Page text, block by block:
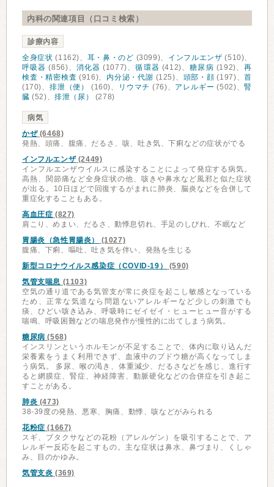
内科の関連項目（口コミ検索）
診療内容
全身症状 (1162)、 耳・鼻・のど (3099)、 インフルエンザ (510)、
呼吸器 (856)、 消化器 (1077)、循環器 (412)、糖尿病 (192)、再
検査・精密検査 (916)、 内分泌・代謝 (125)、 頭部・顔 (197)、首
(170)、排泄（便） (160)、 リウマチ (76)、 アレルギー (502)、腎
臓 (52)、排泄（尿） (278)
病気
かぜ(6468)
発熱、頭痛、腹痛、だるさ、咳、吐き気、下痢などの症状がでる
インフルエンザ(2449)
インフルエンザウイルスに感染することによって発症する病気。
高熱、関節痛など全身症状の他、咳きや鼻水など風邪と似た症状
が出る。10日ほどで回復するがまれに肺炎、脳炎などを合併して
重症化することもある。
高血圧症 (827)
肩こり、めまい、だるさ、動悸息切れ、手足のしびれ、不眠など
胃腸炎（急性胃腸炎）
(1027)
腹痛、下痢、嘔吐、吐き気を伴い、発熱を生じる
新型コロナウイルス感染症（COVID-19）
(590)
気管支喘息 (1103)
空気の通り道である気管支が常に炎症を起こし敏感となっている
ため、正常な気道なら問題ないアレルギーなど少しの刺激でも
痰、ひどい咳き込み、呼吸時にゼイゼイ・ヒューヒュー音がする
喘鳴、呼吸困難などの喘息発作が慢性的に出てしまう病気。
糖尿病 (568)
インスリンというホルモンが不足することで、体内に取り込んだ
栄養素をうまく利用できず、血液中のブドウ糖が高くなってしま
う病気。 多尿、喉の渇き、体重減少、だるさなどを感じ、進行す
ると網膜症、腎症、神経障害、動脈硬化などの合併症を引き起こ
すことがある。
肺炎 (473)
38-39度の発熱、悪寒、胸痛、動悸、咳などがみられる
花粉症 (1667)
スギ、ブタクサなどの花粉（アレルゲン）を吸引することで、ア
レルギー反応を起こすもの。主な症状は鼻水、鼻づまり、くしゃ
み、目のかゆみ。
気管支炎 (369)